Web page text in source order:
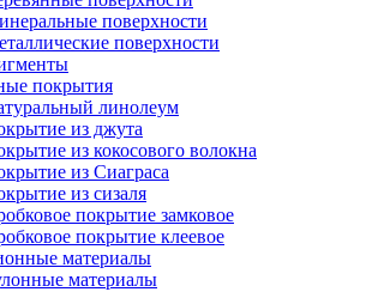
поверхности
поверхности
покрытия
линолеум
из джута
из кокосового волокна
из Сиаграса
из сизаля
покрытие замковое
покрытие клеевое
материалы
материалы